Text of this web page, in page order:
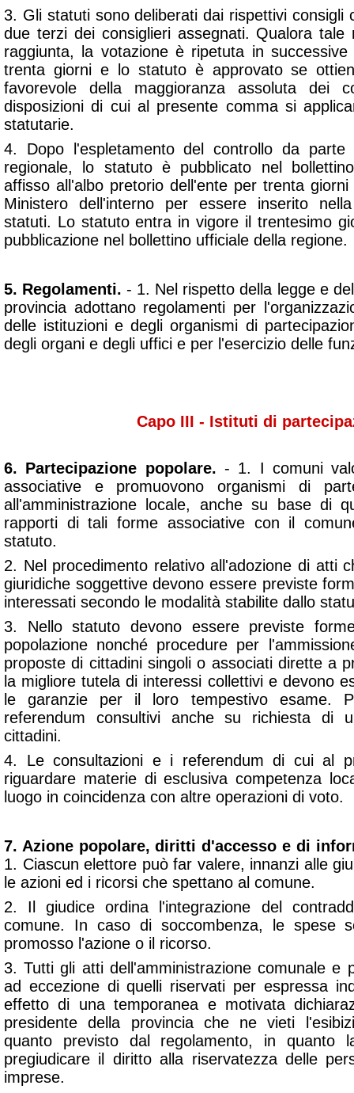
3. Gli statuti sono deliberati dai rispettivi consigli
due terzi dei consiglieri assegnati. Qualora tale
raggiunta, la votazione è ripetuta in
trenta giorni e lo statuto è approvato se
favorevole della maggioranza assoluta dei
disposizioni di cui al presente comma si
statutarie.
4. Dopo l'espletamento del controllo da parte
regionale, lo statuto è pubblicato nel
affisso all'albo pretorio dell'ente per trenta
Ministero dell'interno per essere inserito
statuti. Lo statuto entra in vigore il trentesimo
pubblicazione nel bollettino ufficiale della regione.
5. Regolamenti. - 1. Nel rispetto della legge e
provincia adottano regolamenti per
delle istituzioni e degli organismi di
degli organi e degli uffici e per l'esercizio delle
Capo III - Istituti di
6. Partecipazione popolare. - 1. I comuni
associative e promuovono organismi di
all'amministrazione locale, anche su base di
rapporti di tali forme associative con il
statuto.
2. Nel procedimento relativo all'adozione di atti
giuridiche soggettive devono essere previste
interessati secondo le modalità stabilite dallo
3. Nello statuto devono essere previste
popolazione nonché procedure per
proposte di cittadini singoli o associati dirette a
la migliore tutela di interessi collettivi e devono
le garanzie per il loro tempestivo esame.
referendum consultivi anche su richiesta di
cittadini.
4. Le consultazioni e i referendum di cui al
riguardare materie di esclusiva competenza
luogo in coincidenza con altre operazioni di voto.
7. Azione popolare, diritti d'accesso e di
1. Ciascun elettore può far valere, innanzi alle
le azioni ed i ricorsi che spettano al comune.
2. Il giudice ordina l'integrazione del
comune. In caso di soccombenza, le spese
promosso l'azione o il ricorso.
3. Tutti gli atti dell'amministrazione comunale e
ad eccezione di quelli riservati per espressa
effetto di una temporanea e motivata
presidente della provincia che ne vieti
quanto previsto dal regolamento, in quanto
pregiudicare il diritto alla riservatezza delle
imprese.